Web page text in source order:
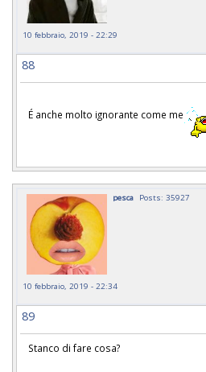
10 febbraio, 2019 - 22:29
88
É anche molto ignorante come me
pesca Posts: 35927
10 febbraio, 2019 - 22:34
89
Stanco di fare cosa?